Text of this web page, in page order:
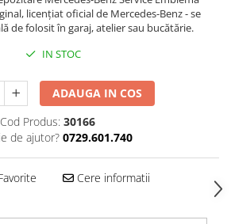
licențiat oficial de Mercedes-Benz - se
de folosit în garaj, atelier sau bucătărie.
IN STOC
ADAUGA IN COS
Cod Produs: 30166
de ajutor? 0729.601.740
Cere informatii